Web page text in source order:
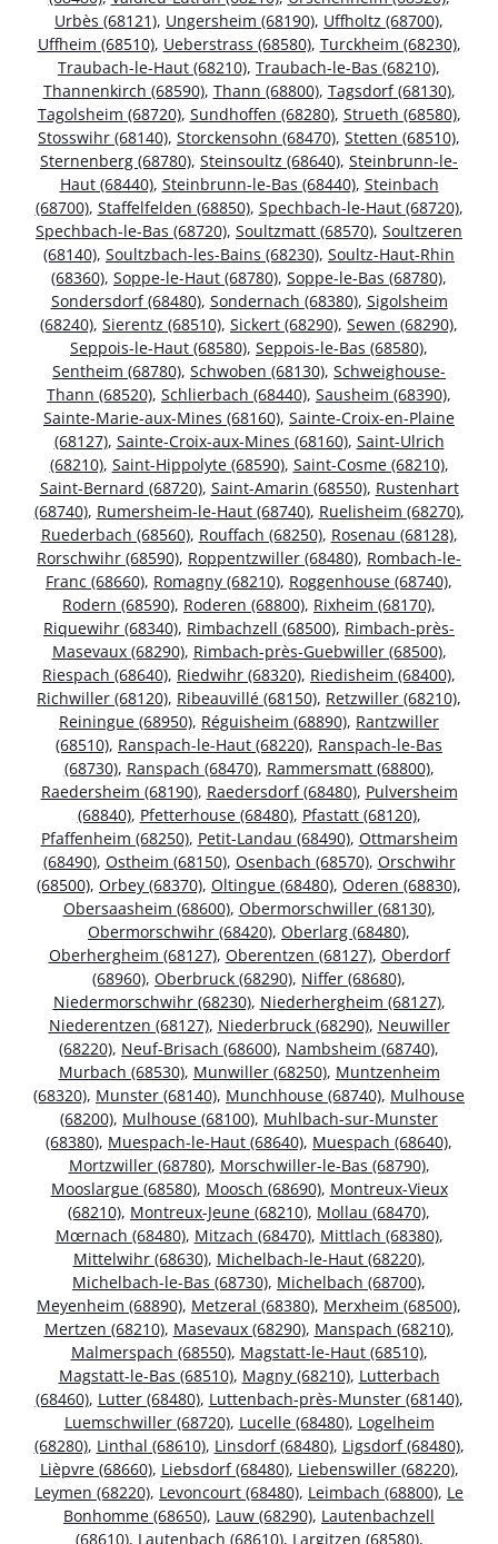
Urbès (68121), Ungersheim (68190), Uffholtz (68700),
Uffheim (68510), Ueberstrass (68580), Turckheim (68230),
Traubach-le-Haut (68210), Traubach-le-Bas (68210),
Thannenkirch (68590), Thann (68800), Tagsdorf (68130),
Tagolsheim (68720), Sundhoffen (68280), Strueth (68580),
Stosswihr (68140), Storckensohn (68470), Stetten (68510),
Sternenberg (68780), Steinsoultz (68640), Steinbrunn-le-
Haut (68440), Steinbrunn-le-Bas (68440), Steinbach
(68700), Staffelfelden (68850), Spechbach-le-Haut (68720),
Spechbach-le-Bas (68720), Soultzmatt (68570), Soultzeren
(68140), Soultzbach-les-Bains (68230), Soultz-Haut-Rhin
(68360), Soppe-le-Haut (68780), Soppe-le-Bas (68780),
Sondersdorf (68480), Sondernach (68380), Sigolsheim
(68240), Sierentz (68510), Sickert (68290), Sewen (68290),
Seppois-le-Haut (68580), Seppois-le-Bas (68580),
Sentheim (68780), Schwoben (68130), Schweighouse-
Thann (68520), Schlierbach (68440), Sausheim (68390),
Sainte-Marie-aux-Mines (68160), Sainte-Croix-en-Plaine
(68127), Sainte-Croix-aux-Mines (68160), Saint-Ulrich
(68210), Saint-Hippolyte (68590), Saint-Cosme (68210),
Saint-Bernard (68720), Saint-Amarin (68550), Rustenhart
(68740), Rumersheim-le-Haut (68740), Ruelisheim (68270),
Ruederbach (68560), Rouffach (68250), Rosenau (68128),
Rorschwihr (68590), Roppentzwiller (68480), Rombach-le-
Franc (68660), Romagny (68210), Roggenhouse (68740),
Rodern (68590), Roderen (68800), Rixheim (68170),
Riquewihr (68340), Rimbachzell (68500), Rimbach-près-
Masevaux (68290), Rimbach-près-Guebwiller (68500),
Riespach (68640), Riedwihr (68320), Riedisheim (68400),
Richwiller (68120), Ribeauvillé (68150), Retzwiller (68210),
Reiningue (68950), Réguisheim (68890), Rantzwiller
(68510), Ranspach-le-Haut (68220), Ranspach-le-Bas
(68730), Ranspach (68470), Rammersmatt (68800),
Raedersheim (68190), Raedersdorf (68480), Pulversheim
(68840), Pfetterhouse (68480), Pfastatt (68120),
Pfaffenheim (68250), Petit-Landau (68490), Ottmarsheim
(68490), Ostheim (68150), Osenbach (68570), Orschwihr
(68500), Orbey (68370), Oltingue (68480), Oderen (68830),
Obersaasheim (68600), Obermorschwiller (68130),
Obermorschwihr (68420), Oberlarg (68480),
Oberhergheim (68127), Oberentzen (68127), Oberdorf
(68960), Oberbruck (68290), Niffer (68680),
Niedermorschwihr (68230), Niederhergheim (68127),
Niederentzen (68127), Niederbruck (68290), Neuwiller
(68220), Neuf-Brisach (68600), Nambsheim (68740),
Murbach (68530), Munwiller (68250), Muntzenheim
(68320), Munster (68140), Munchhouse (68740), Mulhouse
(68200), Mulhouse (68100), Muhlbach-sur-Munster
(68380), Muespach-le-Haut (68640), Muespach (68640),
Mortzwiller (68780), Morschwiller-le-Bas (68790),
Mooslargue (68580), Moosch (68690), Montreux-Vieux
(68210), Montreux-Jeune (68210), Mollau (68470),
Mœrnach (68480), Mitzach (68470), Mittlach (68380),
Mittelwihr (68630), Michelbach-le-Haut (68220),
Michelbach-le-Bas (68730), Michelbach (68700),
Meyenheim (68890), Metzeral (68380), Merxheim (68500),
Mertzen (68210), Masevaux (68290), Manspach (68210),
Malmerspach (68550), Magstatt-le-Haut (68510),
Magstatt-le-Bas (68510), Magny (68210), Lutterbach
(68460), Lutter (68480), Luttenbach-près-Munster (68140),
Luemschwiller (68720), Lucelle (68480), Logelheim
(68280), Linthal (68610), Linsdorf (68480), Ligsdorf (68480),
Lièpvre (68660), Liebsdorf (68480), Liebenswiller (68220),
Leymen (68220), Levoncourt (68480), Leimbach (68800), Le
Bonhomme (68650), Lauw (68290), Lautenbachzell
(68610), Lautenbach (68610), Largitzen (68580),